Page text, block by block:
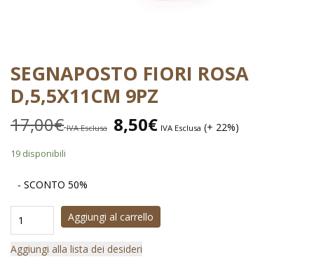
SEGNAPOSTO FIORI ROSA
D,5,5X11CM 9PZ
17,00€ IVA Esclusa 8,50€ IVA Esclusa (+ 22%)
19 disponibili
- SCONTO 50%
Aggiungi al carrello
Aggiungi alla lista dei desideri